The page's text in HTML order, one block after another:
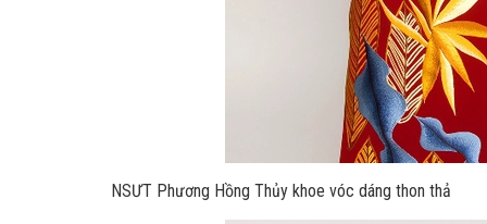
NSƯT Phương Hồng Thủy khoe vóc dáng thon thả